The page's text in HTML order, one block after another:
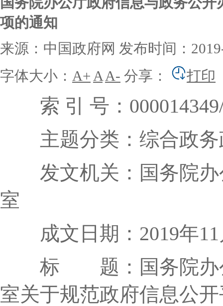
项的通知
来源：中国政府网 发布时间：
字体大小： A+ A A- 分享： 打印
索 引 号：000014349/
主题分类：综合政务
发文机关：国务院办
室
成文日期：2019年11
标 题：国务院办公
室关于规范政府信息公